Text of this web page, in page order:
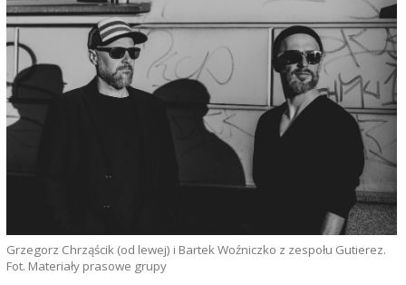
Grzegorz Chrząścik (od lewej) i Bartek Woźniczko z zespołu Gutierez.
Fot. Materiały prasowe grupy